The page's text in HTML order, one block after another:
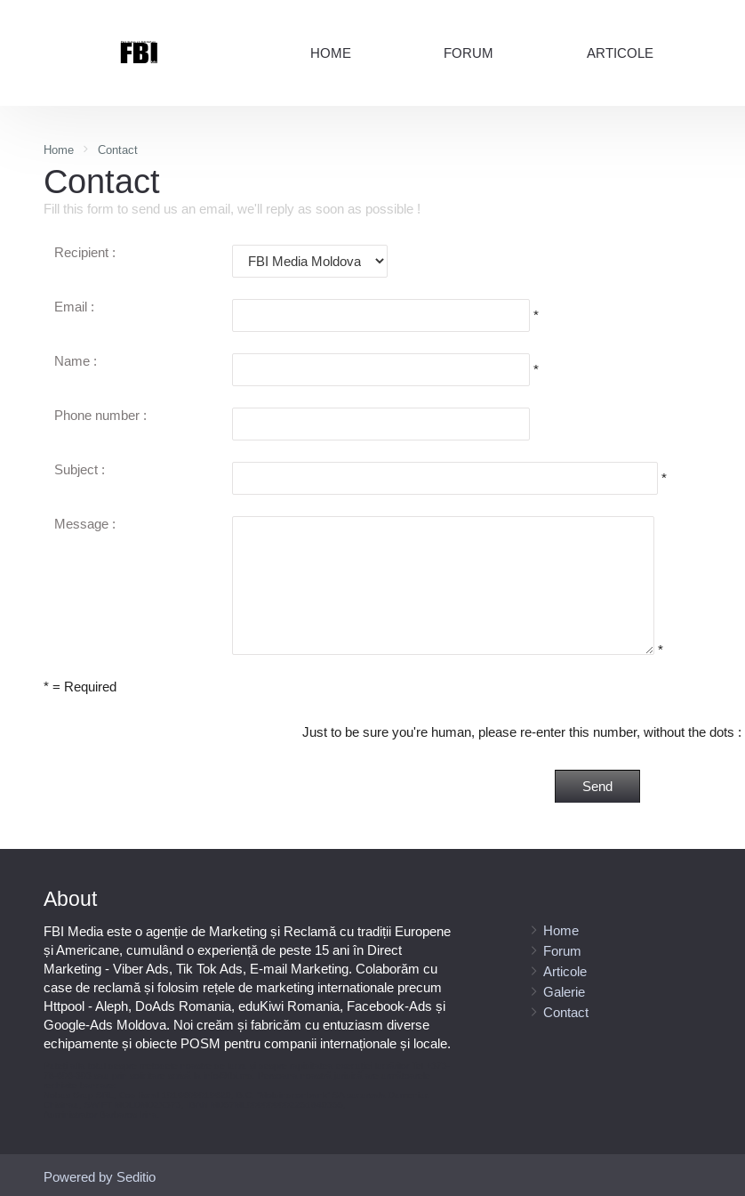
HOME FORUM ARTICOLE
Home Contact
Contact
Fill this form to send us an email, we'll reply as soon as possible !
Recipient :
Email :
*
Name :
*
Phone number :
Subject :
*
Message :
*
* = Required
Just to be sure you're human, please re-enter this number, without the dots :
Send
About
FBI Media este o agenție de Marketing și Reclamă cu tradiții Europene
și Americane, cumulând o experiență de peste 15 ani în Direct
Marketing - Viber Ads, Tik Tok Ads, E-mail Marketing. Colaborăm cu
case de reclamă și folosim rețele de marketing internationale precum
Httpool - Aleph, DoAds Romania, eduKiwi Romania, Facebook-Ads și
Google-Ads Moldova. Noi creăm și fabricăm cu entuziasm diverse
echipamente și obiecte POSM pentru companii internaționale și locale.
Home
Forum
Articole
Galerie
Contact
Powered by Seditio